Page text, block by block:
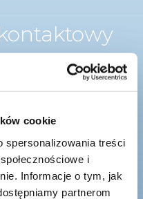
cookie
spersonalizowania treści
i
Informacje o tym, jak
partnerom